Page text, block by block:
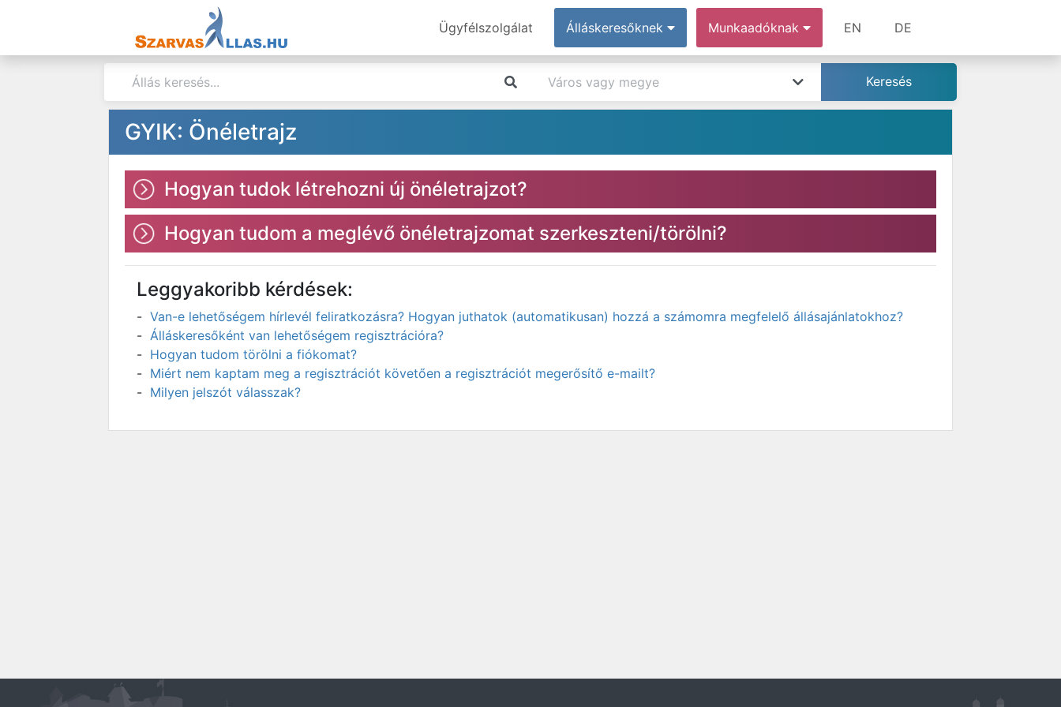
Ügyfélszolgálat Álláskeresőknek Munkaadóknak EN DE
GYIK: Önéletrajz
Hogyan tudok létrehozni új önéletrajzot?
Hogyan tudom a meglévő önéletrajzomat szerkeszteni/törölni?
Leggyakoribb kérdések:
Van-e lehetőségem hírlevél feliratkozásra? Hogyan juthatok (automatikusan) hozzá a számomra megfelelő állásajánlatokhoz?
Álláskeresőként van lehetőségem regisztrációra?
Hogyan tudom törölni a fiókomat?
Miért nem kaptam meg a regisztrációt követően a regisztrációt megerősítő e-mailt?
Milyen jelszót válasszak?